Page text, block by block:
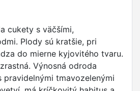
cukety s väčšími,
Plody sú kratšie, pri
do mierne kyjovitého tvaru.
Výnosná odroda
tmavozelenými